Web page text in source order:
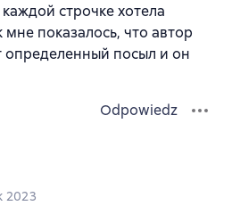
строчке хотела
мне показалось, что автор
определенный посыл и он
Odpowiedz
2023